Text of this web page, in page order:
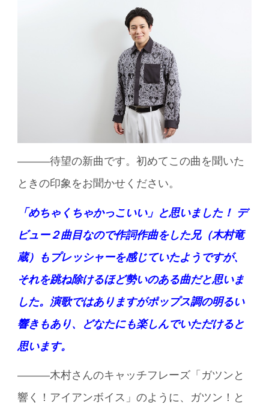
———待望の新曲です。初めてこの曲を聞いた
ときの印象をお聞かせください。
「めちゃくちゃかっこいい」と思いました！ デ
ビュー２曲目なので作詞作曲をした兄（木村竜
蔵）もプレッシャーを感じていたようですが、
それを跳ね除けるほど勢いのある曲だと思いま
した。演歌ではありますがポップス調の明るい
響きもあり、どなたにも楽しんでいただけると
思います。
———木村さんのキャッチフレーズ「ガツンと
響く！アイアンボイス」のように、ガツン！と